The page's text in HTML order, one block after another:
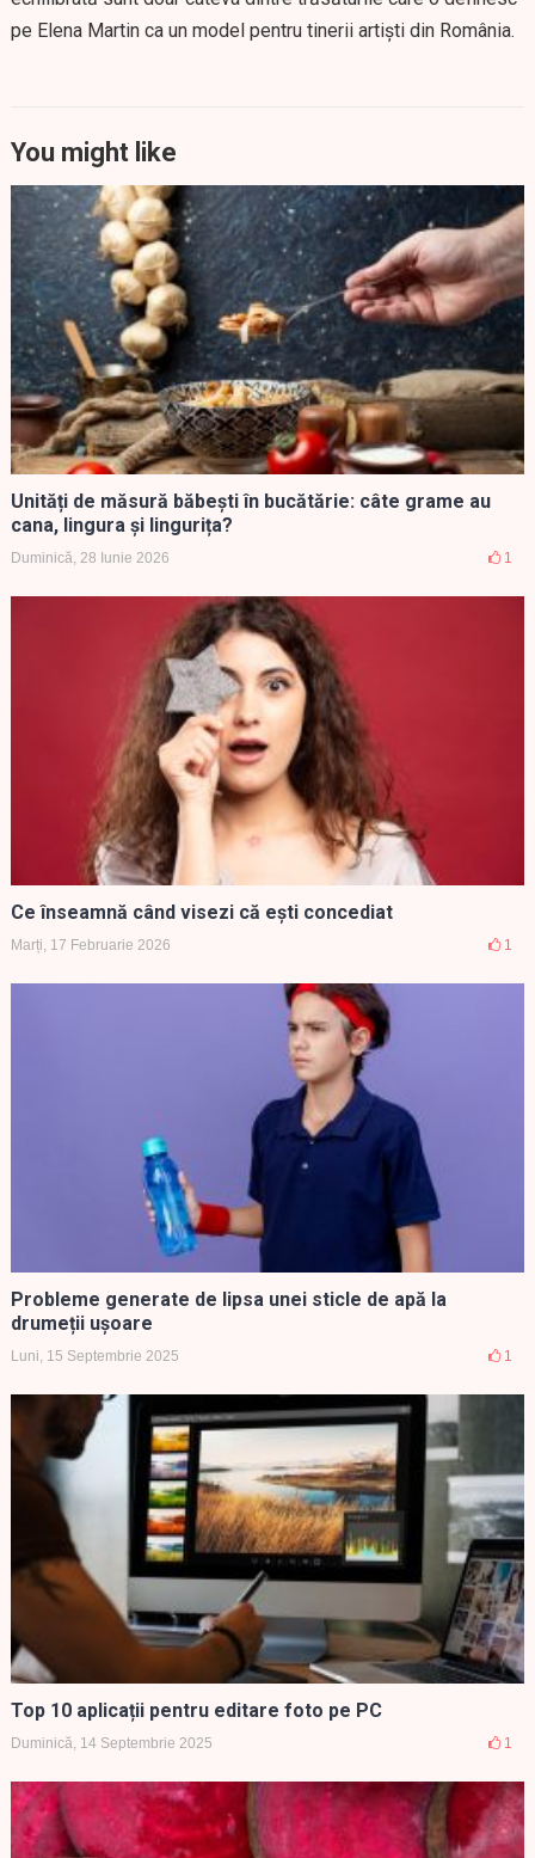
pe Elena Martin ca un model pentru tinerii artiști din România.
You might like
Unități de măsură băbești în bucătărie: câte grame au
cana, lingura și lingurița?
Duminică, 28 Iunie 2026 1
Ce înseamnă când visezi că ești concediat
Marți, 17 Februarie 2026 1
Probleme generate de lipsa unei sticle de apă la
drumeții ușoare
Luni, 15 Septembrie 2025 1
Top 10 aplicații pentru editare foto pe PC
Duminică, 14 Septembrie 2025 1